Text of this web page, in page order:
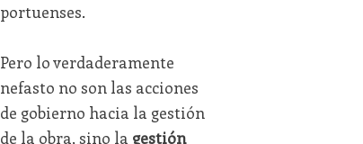
portuenses.
Pero lo verdaderamente
nefasto no son las acciones
de gobierno hacia la gestión
de la obra, sino la gestión